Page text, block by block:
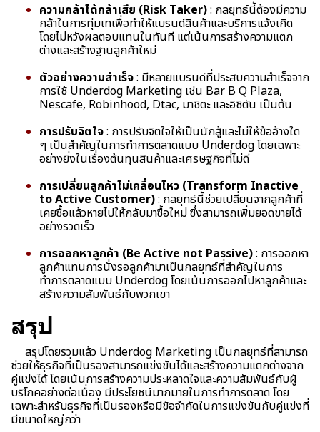
ความกล้าได้กล้าเสีย (Risk Taker): กลยุทธ์นี้ต้องมีความ
กล้าในการทุ่มเทเพื่อทำให้แบรนด์สินค้าและบริการแจ้งเกิด
โดยไม่หวังผลตอบแทนในทันที แต่เน้นการสร้างความแตก
ต่างและสร้างฐานลูกค้าใหม่
ตัวอย่างความสำเร็จ: มีหลายแบรนด์ที่ประสบความสำเร็จจาก
การใช้ Underdog Marketing เช่น Bar B Q Plaza,
Nescafe, Robinhood, Dtac, มาชิตะ และอิชิตัน เป็นต้น
การปรับจิตใจ: การปรับจิตใจให้เป็นนักสู้และไม่ให้ข้ออ้างใด
ๆ เป็นสำคัญในการทำการตลาดแบบ Underdog โดยเฉพาะ
อย่างยิ่งในเรื่องต้นทุนสินค้าและเศรษฐกิจที่ไม่ดี
การเปลี่ยนลูกค้าไม่เคลื่อนไหว (Transform Inactive
to Active Customer): กลยุทธ์นี้ช่วยเปลี่ยนจากลูกค้าที่
เคยซื้อแล้วหายไปให้กลับมาซื้อใหม่ ซึ่งสามารถเพิ่มยอดขายได้
อย่างรวดเร็ว
การออกหาลูกค้า (Be Active not Passive): การออกหา
ลูกค้าแทนการนั่งรอลูกค้ามาเป็นกลยุทธ์ที่สำคัญในการ
ทำการตลาดแบบ Underdog โดยเน้นการออกไปหาลูกค้าและ
สร้างความสัมพันธ์กับพวกเขา
สรุป
สรุปโดยรวมแล้ว Underdog Marketing เป็นกลยุทธ์ที่สามารถ
ช่วยให้ธุรกิจที่เป็นรองสามารถแข่งขันได้และสร้างความแตกต่างจาก
คู่แข่งได้ โดยเน้นการสร้างความประหลาดใจและความสัมพันธ์กับผู้
บริโภคอย่างต่อเนื่อง มีประโยชน์มากมายในการทำการตลาด โดย
เฉพาะสำหรับธุรกิจที่เป็นรองหรือมีข้อจำกัดในการแข่งขันกับคู่แข่งที่
มีขนาดใหญ่กว่า